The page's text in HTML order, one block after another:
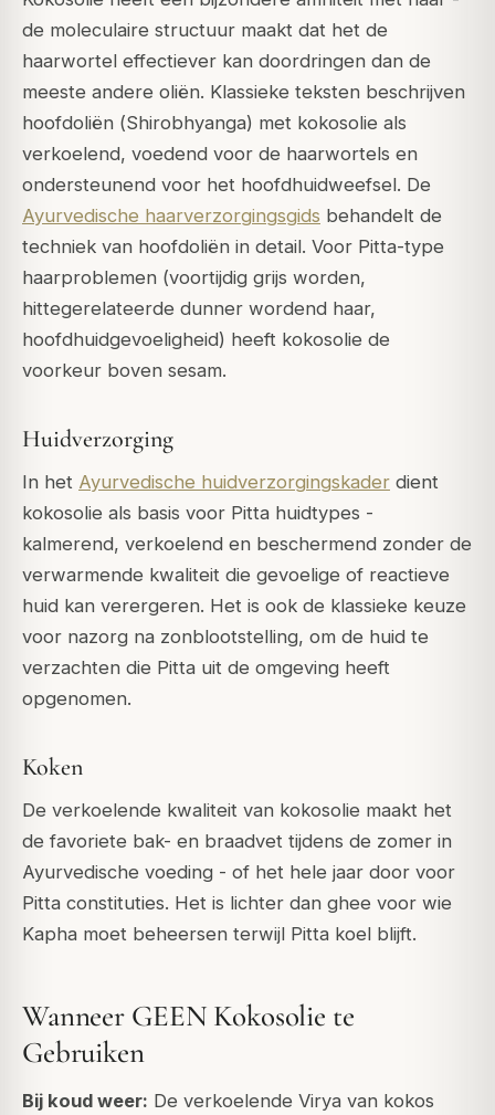
de moleculaire structuur maakt dat het de
haarwortel effectiever kan doordringen dan de
meeste andere oliën. Klassieke teksten beschrijven
hoofdoliën (Shirobhyanga) met kokosolie als
verkoelend, voedend voor de haarwortels en
ondersteunend voor het hoofdhuidweefsel. De
Ayurvedische haarverzorgingsgids behandelt de
techniek van hoofdoliën in detail. Voor Pitta-type
haarproblemen (voortijdig grijs worden,
hittegerelateerde dunner wordend haar,
hoofdhuidgevoeligheid) heeft kokosolie de
voorkeur boven sesam.
Huidverzorging
In het Ayurvedische huidverzorgingskader dient
kokosolie als basis voor Pitta huidtypes -
kalmerend, verkoelend en beschermend zonder de
verwarmende kwaliteit die gevoelige of reactieve
huid kan verergeren. Het is ook de klassieke keuze
voor nazorg na zonblootstelling, om de huid te
verzachten die Pitta uit de omgeving heeft
opgenomen.
Koken
De verkoelende kwaliteit van kokosolie maakt het
de favoriete bak- en braadvet tijdens de zomer in
Ayurvedische voeding - of het hele jaar door voor
Pitta constituties. Het is lichter dan ghee voor wie
Kapha moet beheersen terwijl Pitta koel blijft.
Wanneer GEEN Kokosolie te
Gebruiken
Bij koud weer: De verkoelende Virya van kokos